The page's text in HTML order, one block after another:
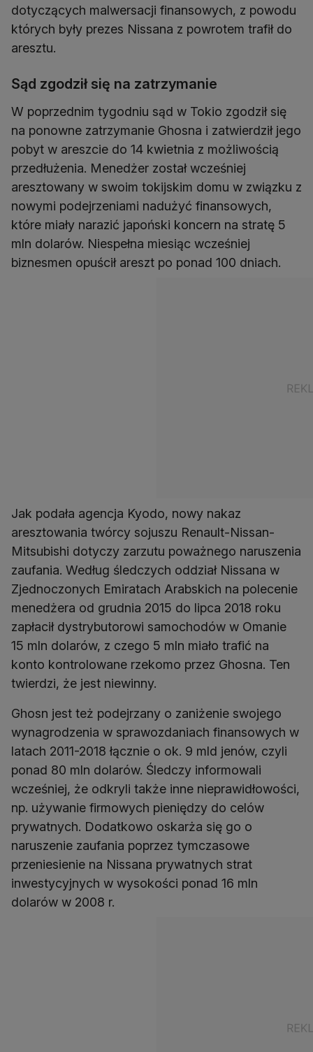
dotyczących malwersacji finansowych, z powodu
których były prezes Nissana z powrotem trafił do
aresztu.
Sąd zgodził się na zatrzymanie
W poprzednim tygodniu sąd w Tokio zgodził się
na ponowne zatrzymanie Ghosna i zatwierdził jego
pobyt w areszcie do 14 kwietnia z możliwością
przedłużenia. Menedżer został wcześniej
aresztowany w swoim tokijskim domu w związku z
nowymi podejrzeniami nadużyć finansowych,
które miały narazić japoński koncern na stratę 5
mln dolarów. Niespełna miesiąc wcześniej
biznesmen opuścił areszt po ponad 100 dniach.
Jak podała agencja Kyodo, nowy nakaz
aresztowania twórcy sojuszu Renault-Nissan-
Mitsubishi dotyczy zarzutu poważnego naruszenia
zaufania. Według śledczych oddział Nissana w
Zjednoczonych Emiratach Arabskich na polecenie
menedżera od grudnia 2015 do lipca 2018 roku
zapłacił dystrybutorowi samochodów w Omanie
15 mln dolarów, z czego 5 mln miało trafić na
konto kontrolowane rzekomo przez Ghosna. Ten
twierdzi, że jest niewinny.
Ghosn jest też podejrzany o zaniżenie swojego
wynagrodzenia w sprawozdaniach finansowych w
latach 2011-2018 łącznie o ok. 9 mld jenów, czyli
ponad 80 mln dolarów. Śledczy informowali
wcześniej, że odkryli także inne nieprawidłowości,
np. używanie firmowych pieniędzy do celów
prywatnych. Dodatkowo oskarża się go o
naruszenie zaufania poprzez tymczasowe
przeniesienie na Nissana prywatnych strat
inwestycyjnych w wysokości ponad 16 mln
dolarów w 2008 r.